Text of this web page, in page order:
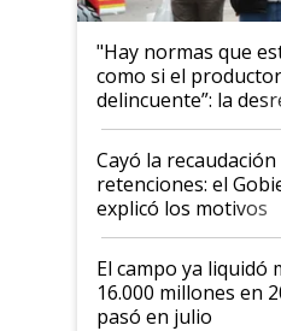
"Hay normas que
como si el
delincuente”: la
al Congreso
habló del
Cayó la
retenciones: el
explicó los motivos
El campo ya liquidó
16.000 millones en
pasó en julio